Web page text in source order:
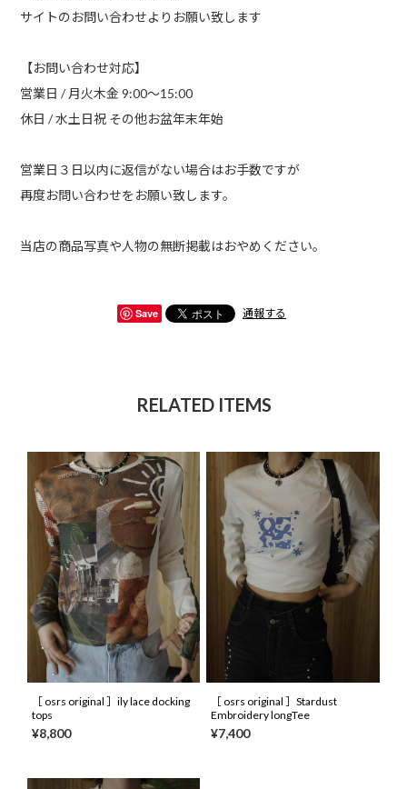
サイトのお問い合わせよりお願い致します
【お問い合わせ対応】
営業日 / 月火木金 9:00〜15:00
休日 / 水土日祝 その他お盆年末年始
営業日３日以内に返信がない場合はお手数ですが
再度お問い合わせをお願い致します。
当店の商品写真や人物の無断掲載はおやめください。
Save 通報する
RELATED ITEMS
［ osrs original ］ily lace docking
tops
¥8,800
［ osrs original ］Stardust
Embroidery longTee
¥7,400